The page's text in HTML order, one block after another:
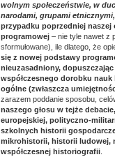
wolnym społeczeństwie, w
narodami, grupami
przypadku poprzedniej naszej
programowej – nie tyle nawet z
sformułowane), ile dlatego, że
się z nowej podstawy
nieuzasadniony,
współczesnego dorobku
ogólne (zwłaszcza
zarazem poddanie sposobu,
naszego głosu w tejże
europejskiej, polityczno-
szkolnych historii
mikrohistorii, historii ludowej,
współczesnej historiografii